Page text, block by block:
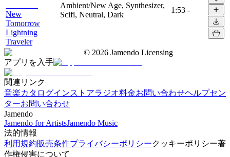
New
Tomorrow
Lightning
Traveler
Ambient/New Age, Synthesizer,
Scifi, Neutral, Dark
1:53 -
© 2026 Jamendo Licensing
アプリを入手
関連リンク
音楽カタログインストアラジオ料金お問い合わせヘルプセン
ターお問い合わせ
Jamendo
Jamendo for ArtistsJamendo Music
法的情報
利用規約販売条件プライバシーポリシークッキーポリシー著
作権侵害について